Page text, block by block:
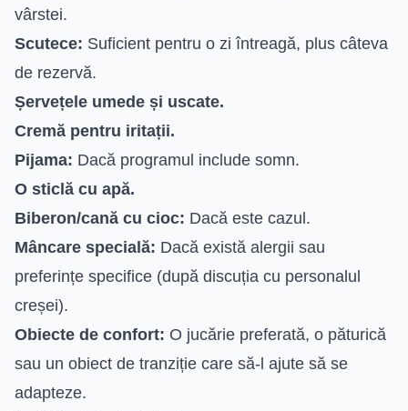
vârstei.
Scutece: Suficient pentru o zi întreagă, plus câteva
de rezervă.
Șervețele umede și uscate.
Cremă pentru iritații.
Pijama: Dacă programul include somn.
O sticlă cu apă.
Biberon/cană cu cioc: Dacă este cazul.
Mâncare specială: Dacă există alergii sau
preferințe specifice (după discuția cu personalul
creșei).
Obiecte de confort: O jucărie preferată, o păturică
sau un obiect de tranziție care să-l ajute să se
adapteze.